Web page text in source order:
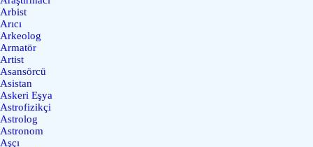
Arbist
Arıcı
Arkeolog
Armatör
Artist
Asansörcü
Asistan
Askeri Eşya
Astrofizikçi
Astrolog
Astronom
Aşçı